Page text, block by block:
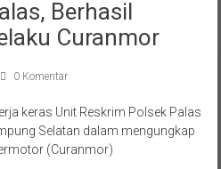
Berhasil
Curanmor
0 Komentar
keras Unit Reskrim Polsek Palas
Selatan dalam mengungkap
(Curanmor)